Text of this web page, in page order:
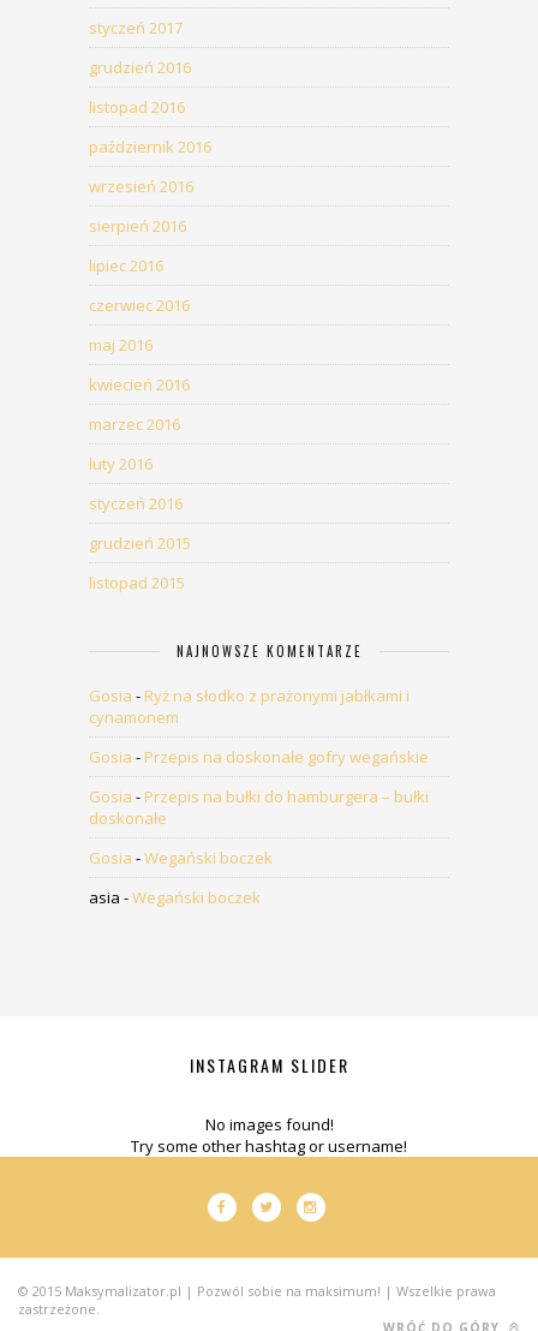
styczeń 2017
grudzień 2016
listopad 2016
październik 2016
wrzesień 2016
sierpień 2016
lipiec 2016
czerwiec 2016
maj 2016
kwiecień 2016
marzec 2016
luty 2016
styczeń 2016
grudzień 2015
listopad 2015
NAJNOWSZE KOMENTARZE
Gosia - Ryż na słodko z prażonymi jabłkami i
cynamonem
Gosia - Przepis na doskonałe gofry wegańskie
Gosia - Przepis na bułki do hamburgera – bułki
doskonałe
Gosia -Wegański boczek
asia -Wegański boczek
INSTAGRAM SLIDER
No images found!
Try some other hashtag or username!
© 2015 Maksymalizator.pl | Pozwól sobie na maksimum! | Wszelkie prawa
zastrzeżone.
WRÓĆ DO GÓRY